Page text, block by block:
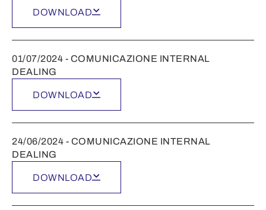
DOWNLOAD
01/07/2024 - COMUNICAZIONE INTERNAL
DEALING
DOWNLOAD
24/06/2024 - COMUNICAZIONE INTERNAL
DEALING
DOWNLOAD